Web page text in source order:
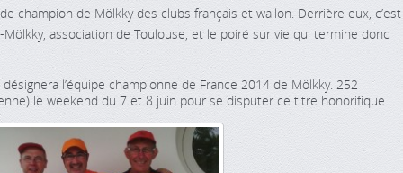
champion de Mölkky des clubs français et wallon. Derrière eux, c’est
Mölkky, association de Toulouse, et le poiré sur vie qui termine donc
l’équipe championne de France 2014 de Mölkky. 252
le weekend du 7 et 8 juin pour se disputer ce titre honorifique.